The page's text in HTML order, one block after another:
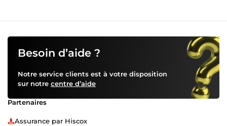
Besoin d’aide ?
Notre service clients est à votre disposition
sur notre centre d’aide
Partenaires
Assurance par Hiscox